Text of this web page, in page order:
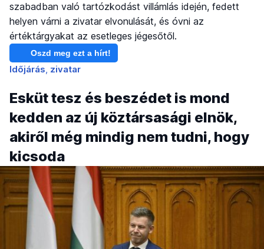
szabadban való tartózkodást villámlás idején, fedett
helyen várni a zivatar elvonulását, és óvni az
értéktárgyakat az esetleges jégesőtől.
Oszd meg ezt a hírt!
Időjárás zivatar
Esküt tesz és beszédet is mond
kedden az új köztársasági elnök,
akiről még mindig nem tudni, hogy
kicsoda